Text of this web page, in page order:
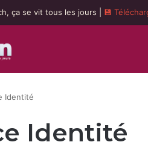
ça se vit tous les jours | 💾
Identité
Identité